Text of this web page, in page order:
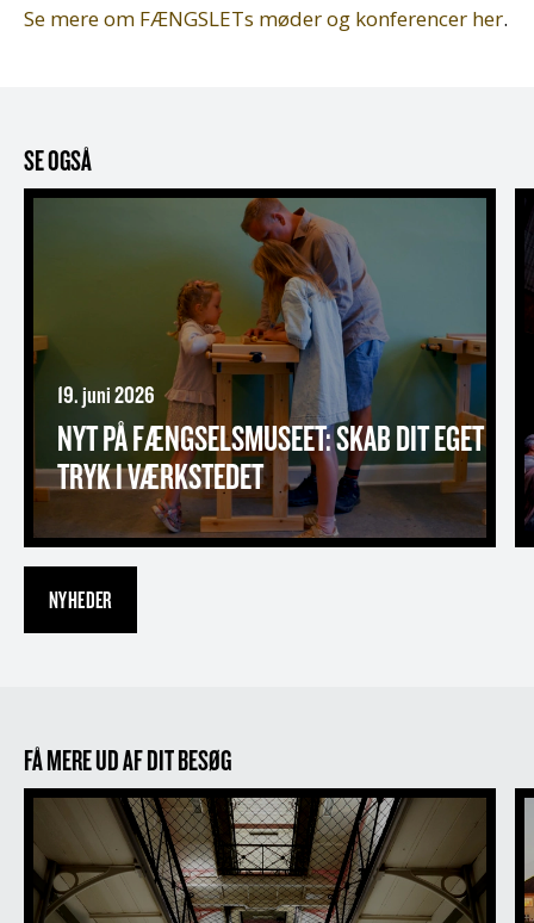
Se mere om FÆNGSLETs møder og konferencer her.
SE OGSÅ
Nyt på Fængselsmuseet: Skab dit eget tryk i
19. juni 2026
NYT PÅ FÆNGSELSMUSEET: SKAB DIT EGET
TRYK I VÆRKSTEDET
NYHEDER
FÅ MERE UD AF DIT BESØG
Fængselsmuseet